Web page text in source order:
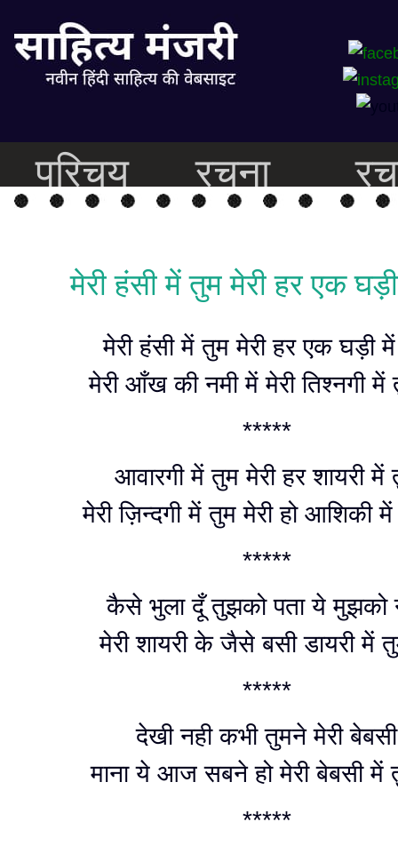
परिचय रचना
मेरी हंसी में तुम मेरी हर एक
मेरी हंसी में तुम मेरी हर एक घड़ी
मेरी आँख की नमी में मेरी तिश्नगी
*****
आवारगी में तुम मेरी हर शायरी में
मेरी ज़िन्दगी में तुम मेरी हो आशिकी
*****
कैसे भुला दूँ तुझको पता ये मुझको
मेरी शायरी के जैसे बसी डायरी में
*****
देखी नही कभी तुमने मेरी बेबसी
माना ये आज सबने हो मेरी बेबसी में
*****